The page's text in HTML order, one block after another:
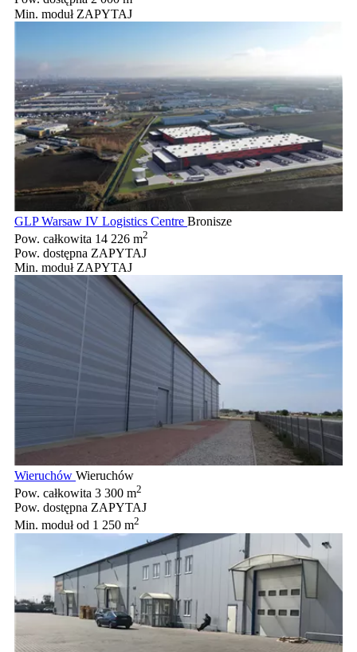
Min. moduł ZAPYTAJ
GLP Warsaw IV Logistics Centre Bronisze
Pow. całkowita 14 226 m2
Pow. dostępna ZAPYTAJ
Min. moduł ZAPYTAJ
Wieruchów Wieruchów
Pow. całkowita 3 300 m2
Pow. dostępna ZAPYTAJ
Min. modułod 1 250 m2